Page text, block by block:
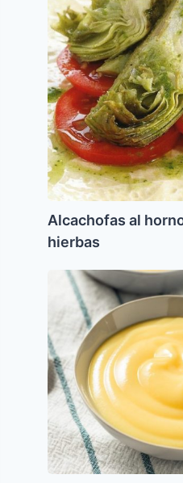
hierbas
Alcachofas al
hierbas
Crema
Pastelera
Parve
para
Pesaj